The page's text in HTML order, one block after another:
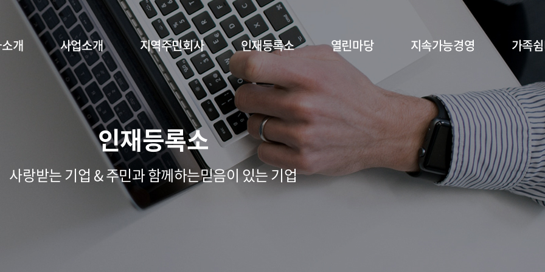
개 사업소개 지역주민회사 인재등록소 열린마당 지속가능경영 가족
인재등록소
사랑받는 기업 & 주민과 함께하는믿음이 있는 기업